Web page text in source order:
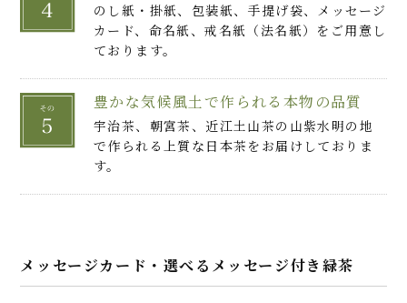
のし紙・掛紙、包装紙、手提げ袋、メッセージ
カード、命名紙、戒名紙（法名紙）をご用意し
ております。
豊かな気候風土で作られる本物の品質
宇治茶、朝宮茶、近江土山茶の山紫水明の地
で作られる上質な日本茶をお届けしておりま
す。
メッセージカード・選べるメッセージ付き緑茶